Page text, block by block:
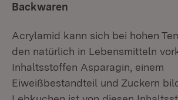
Backwaren
Acrylamid kann sich bei hohen
den natürlich in Lebensmitteln
Inhaltsstoffen Asparagin, einem
Eiweißbestandteil und Zuckern